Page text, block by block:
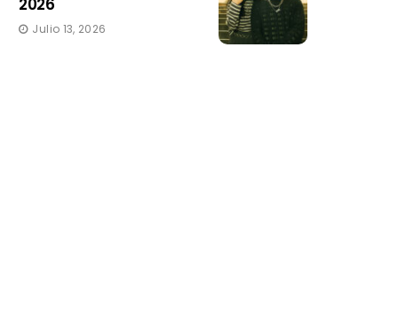
2026
Julio 13, 2026